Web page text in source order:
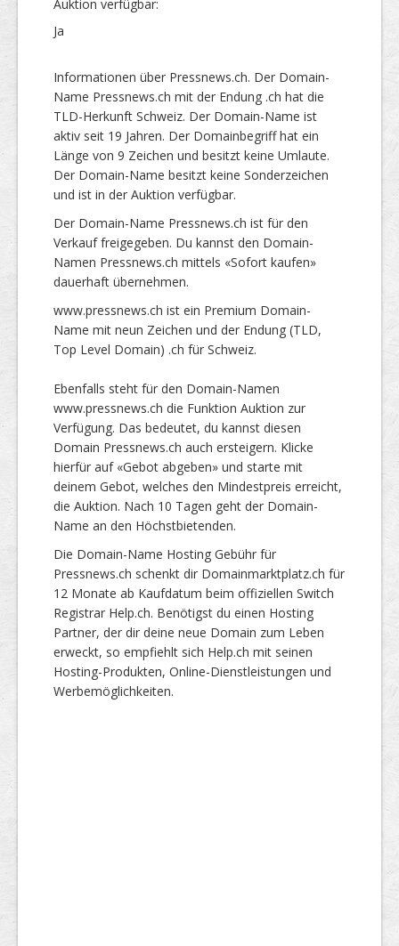
Auktion verfügbar:
Ja
Informationen über Pressnews.ch. Der Domain-
Name Pressnews.ch mit der Endung .ch hat die
TLD-Herkunft Schweiz. Der Domain-Name ist
aktiv seit 19 Jahren. Der Domainbegriff hat ein
Länge von 9 Zeichen und besitzt keine Umlaute.
Der Domain-Name besitzt keine Sonderzeichen
und ist in der Auktion verfügbar.
Der Domain-Name Pressnews.ch ist für den
Verkauf freigegeben. Du kannst den Domain-
Namen Pressnews.ch mittels «Sofort kaufen»
dauerhaft übernehmen.
www.pressnews.ch ist ein Premium Domain-
Name mit neun Zeichen und der Endung (TLD,
Top Level Domain) .ch für Schweiz.
Ebenfalls steht für den Domain-Namen
www.pressnews.ch die Funktion Auktion zur
Verfügung. Das bedeutet, du kannst diesen
Domain Pressnews.ch auch ersteigern. Klicke
hierfür auf «Gebot abgeben» und starte mit
deinem Gebot, welches den Mindestpreis erreicht,
die Auktion. Nach 10 Tagen geht der Domain-
Name an den Höchstbietenden.
Die Domain-Name Hosting Gebühr für
Pressnews.ch schenkt dir Domainmarktplatz.ch für
12 Monate ab Kaufdatum beim offiziellen Switch
Registrar Help.ch. Benötigst du einen Hosting
Partner, der dir deine neue Domain zum Leben
erweckt, so empfiehlt sich Help.ch mit seinen
Hosting-Produkten, Online-Dienstleistungen und
Werbemöglichkeiten.